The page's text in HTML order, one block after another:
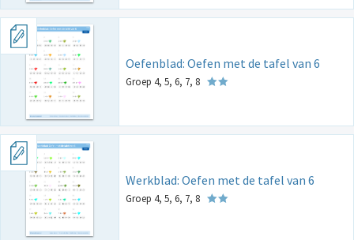
Oefenblad: Oefen met de tafel van 6
Groep 4, 5, 6, 7, 8
Werkblad: Oefen met de tafel van 6
Groep 4, 5, 6, 7, 8